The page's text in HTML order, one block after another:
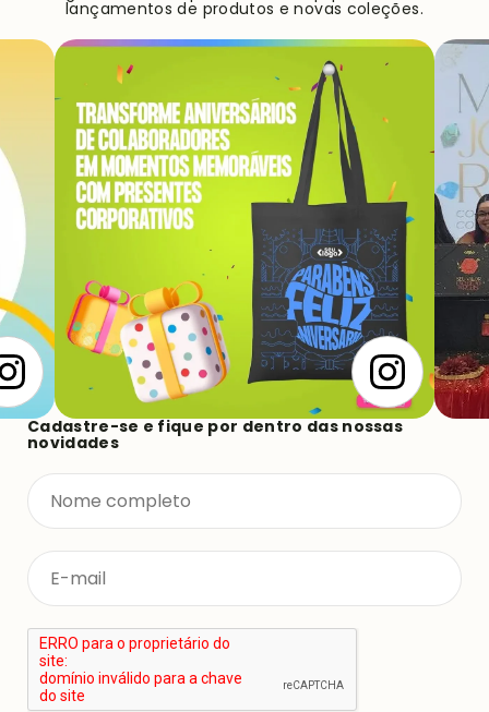
Cadastre-se e fique por dentro das nossas
novidades